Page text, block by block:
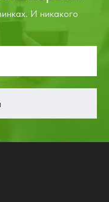
И никакого